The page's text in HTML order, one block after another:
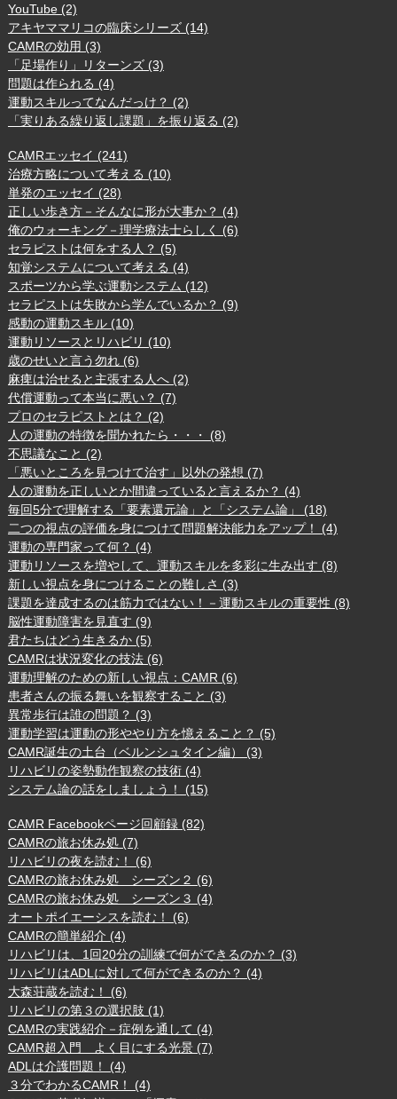
YouTube (2)
アキヤママリコの臨床シリーズ (14)
CAMRの効用 (3)
「足場作り」リターンズ (3)
問題は作られる (4)
運動スキルってなんだっけ？ (2)
「実りある繰り返し課題」を振り返る (2)
CAMRエッセイ (241)
治療方略について考える (10)
単発のエッセイ (28)
正しい歩き方－そんなに形が大事か？ (4)
俺のウォーキング－理学療法士らしく (6)
セラピストは何をする人？ (5)
知覚システムについて考える (4)
スポーツから学ぶ運動システム (12)
セラピストは失敗から学んでいるか？ (9)
感動の運動スキル (10)
運動リソースとリハビリ (10)
歳のせいと言う勿れ (6)
麻痺は治せると主張する人へ (2)
代償運動って本当に悪い？ (7)
プロのセラピストとは？ (2)
人の運動の特徴を聞かれたら・・・ (8)
不思議なこと (2)
「悪いところを見つけて治す」以外の発想 (7)
人の運動を正しいとか間違っていると言えるか？ (4)
毎回5分で理解する「要素還元論」と「システム論」 (18)
二つの視点の評価を身につけて問題解決能力をアップ！ (4)
運動の専門家って何？ (4)
運動リソースを増やして、運動スキルを多彩に生み出す (8)
新しい視点を身につけることの難しさ (3)
課題を達成するのは筋力ではない！－運動スキルの重要性 (8)
脳性運動障害を見直す (9)
君たちはどう生きるか (5)
CAMRは状況変化の技法 (6)
運動理解のための新しい視点：CAMR (6)
患者さんの振る舞いを観察すること (3)
異常歩行は誰の問題？ (3)
運動学習は運動の形ややり方を憶えること？ (5)
CAMR誕生の土台（ベルンシュタイン編） (3)
リハビリの姿勢動作観察の技術 (4)
システム論の話をしましょう！ (15)
CAMR Facebookページ回顧録 (82)
CAMRの旅お休み処 (7)
リハビリの夜を読む！ (6)
CAMRの旅お休み処 シーズン２ (6)
CAMRの旅お休み処 シーズン３ (4)
オートポイエーシスを読む！ (6)
CAMRの簡単紹介 (4)
リハビリは、1回20分の訓練で何ができるのか？ (3)
リハビリはADLに対して何ができるのか？ (4)
大森荘蔵を読む！ (6)
リハビリの第３の選択肢 (1)
CAMRの実践紹介－症例を通して (4)
CAMR超入門 よく目にする光景 (7)
ADLは介護問題！ (4)
３分でわかるCAMR！ (4)